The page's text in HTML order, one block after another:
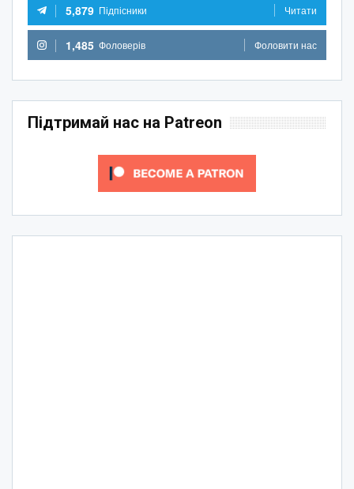
5,879 Підпісники Читати
1,485 Фоловерів Фоловити нас
Підтримай нас на Patreon